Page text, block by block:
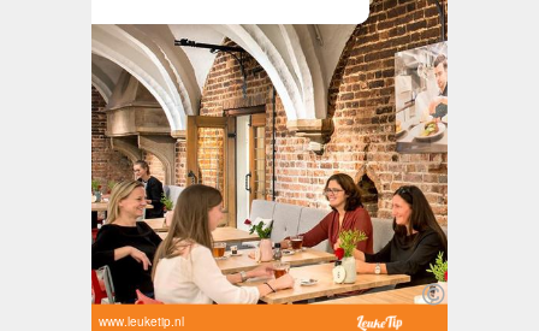
www.leuketip.nl